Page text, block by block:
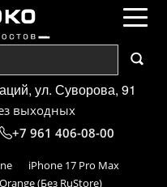
ул. Суворова, 91
выходных
+7 961 406-08-00
iPhone 17 Pro Max
(Без RuStore)